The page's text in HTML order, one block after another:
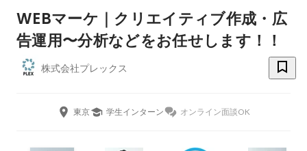
WEBマーケ｜クリエイティブ作成・広
告運用〜分析などをお任せします！！
株式会社プレックス
東京 学生インターン オンライン面談OK